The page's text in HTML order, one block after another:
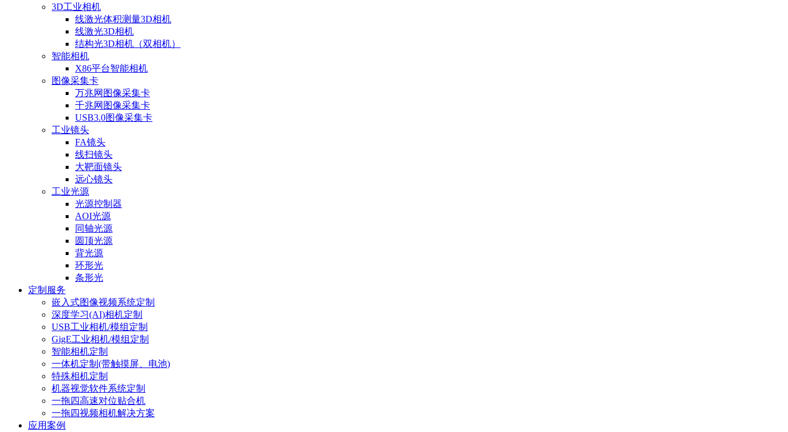
3D工业相机
线激光体积测量3D相机
线激光3D相机
结构光3D相机（双相机）
智能相机
X86平台智能相机
图像采集卡
万兆网图像采集卡
千兆网图像采集卡
USB3.0图像采集卡
工业镜头
FA镜头
线扫镜头
大靶面镜头
远心镜头
工业光源
光源控制器
AOI光源
同轴光源
圆顶光源
背光源
环形光
条形光
定制服务
嵌入式图像视频系统定制
深度学习(AI)相机定制
USB工业相机/模组定制
GigE工业相机/模组定制
智能相机定制
一体机定制(带触摸屏、电池)
特殊相机定制
机器视觉软件系统定制
一拖四高速对位贴合机
一拖四视频相机解决方案
应用案例